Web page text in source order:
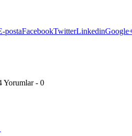
postaFacebookTwitterLinkedin
Yorumlar - 0